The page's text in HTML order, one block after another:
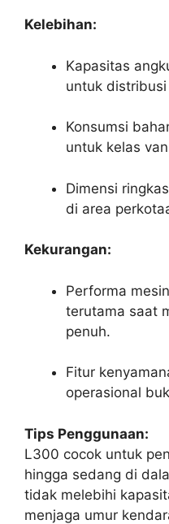
Kelebihan:
Kapasitas
untuk
Konsumsi
untuk kelas
Dimensi
di area
Kekurangan:
Performa
terutama saat
penuh.
Fitur
operasional
Tips Penggunaan:
L300 cocok untuk
hingga sedang di
tidak melebihi
menjaga umur